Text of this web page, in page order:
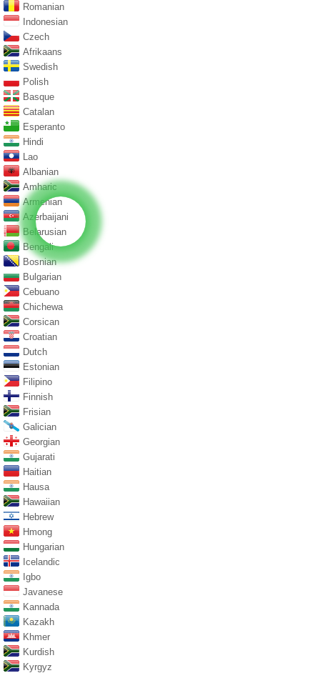
Romanian
Indonesian
Czech
Afrikaans
Swedish
Polish
Basque
Catalan
Esperanto
Hindi
Lao
Albanian
Amharic
Armenian
Azerbaijani
Belarusian
Bengali
Bosnian
Bulgarian
Cebuano
Chichewa
Corsican
Croatian
Dutch
Estonian
Filipino
Finnish
Frisian
Galician
Georgian
Gujarati
Haitian
Hausa
Hawaiian
Hebrew
Hmong
Hungarian
Icelandic
Igbo
Javanese
Kannada
Kazakh
Khmer
Kurdish
Kyrgyz